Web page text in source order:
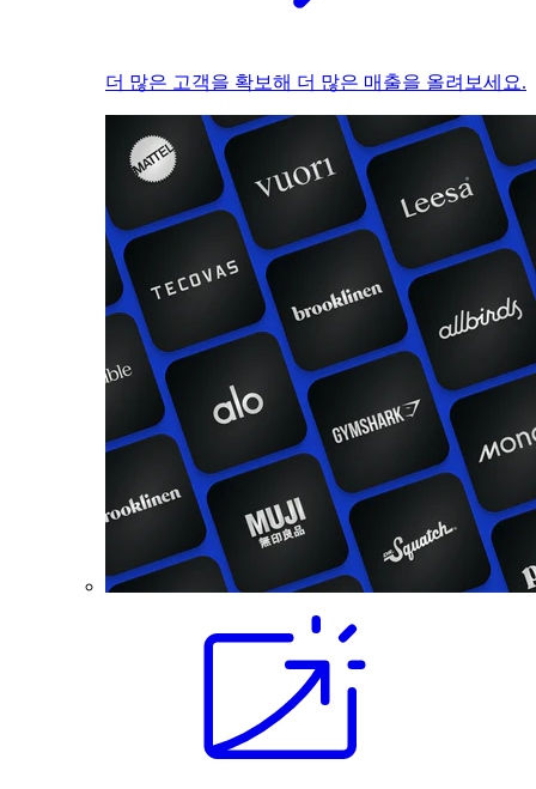
더 많은 고객을 확보해 더 많은 매출을 올려보세요.